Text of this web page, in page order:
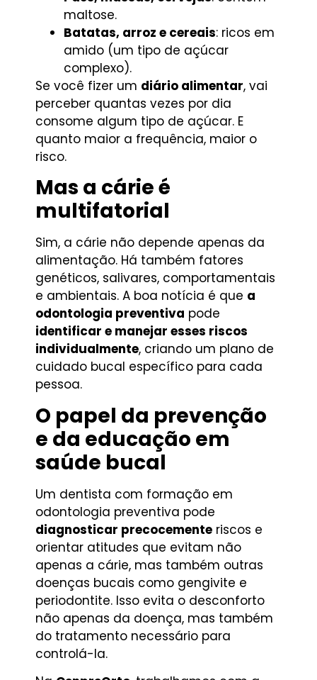
maltose.
Batatas, arroz e cereais: ricos em
amido (um tipo de açúcar
complexo).
Se você fizer um diário alimentar, vai
perceber quantas vezes por dia
consome algum tipo de açúcar. E
quanto maior a frequência, maior o
risco.
Mas a cárie é
multifatorial
Sim, a cárie não depende apenas da
alimentação. Há também fatores
genéticos, salivares, comportamentais
e ambientais. A boa notícia é que a
odontologia preventiva pode
identificar e manejar esses riscos
individualmente, criando um plano de
cuidado bucal específico para cada
pessoa.
O papel da prevenção
e da educação em
saúde bucal
Um dentista com formação em
odontologia preventiva pode
diagnosticar precocemente riscos e
orientar atitudes que evitam não
apenas a cárie, mas também outras
doenças bucais como gengivite e
periodontite. Isso evita o desconforto
não apenas da doença, mas também
do tratamento necessário para
controlá-la.